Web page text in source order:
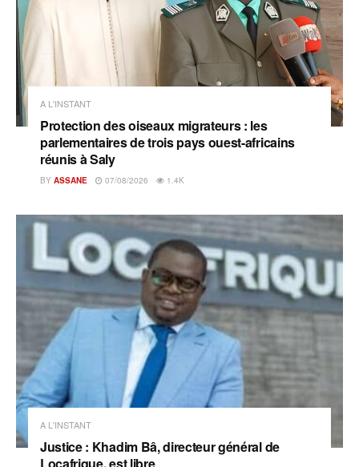
A L'INSTANT
Protection des oiseaux migrateurs : les
parlementaires de trois pays ouest-africains
réunis à Saly
BY ASSANE 07/08/2026 1.4K
A L'INSTANT
Justice : Khadim Bâ, directeur général de